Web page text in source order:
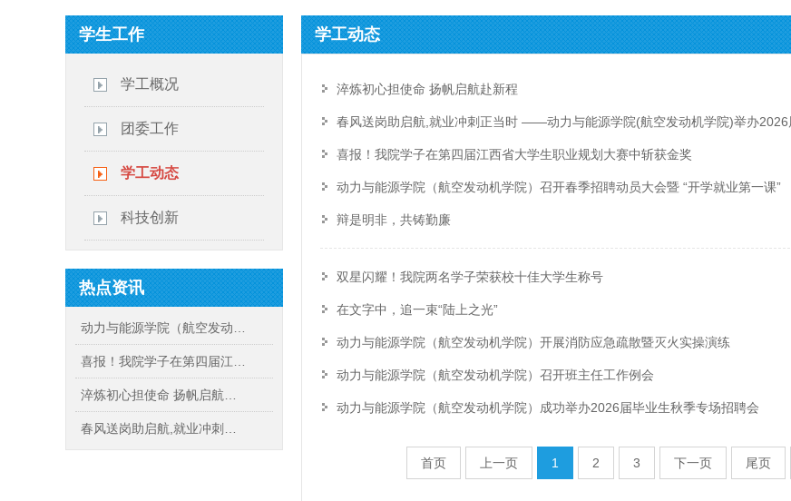
学生工作
学工概况
团委工作
学工动态
科技创新
热点资讯
动力与能源学院（航空发动…
喜报！我院学子在第四届江…
淬炼初心担使命 扬帆启航…
春风送岗助启航,就业冲刺…
学工动态
淬炼初心担使命 扬帆启航赴新程
春风送岗助启航,就业冲刺正当时 ——动力与能源学院(航空发动机学院)举办2026
喜报！我院学子在第四届江西省大学生职业规划大赛中斩获金奖
动力与能源学院（航空发动机学院）召开春季招聘动员大会暨 “开学就业第一课”
辩是明非，共铸勤廉
双星闪耀！我院两名学子荣获校十佳大学生称号
在文字中，追一束“陆上之光”
动力与能源学院（航空发动机学院）开展消防应急疏散暨灭火实操演练
动力与能源学院（航空发动机学院）召开班主任工作例会
动力与能源学院（航空发动机学院）成功举办2026届毕业生秋季专场招聘会
首页 上一页 1 2 3 下一页 尾页